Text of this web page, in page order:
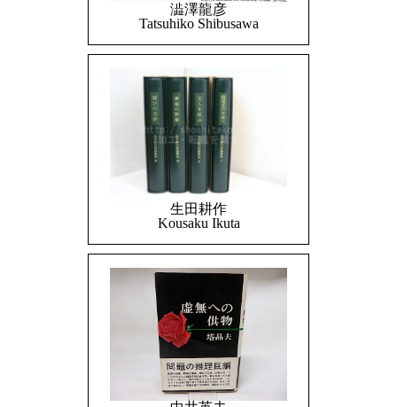
澁澤龍彦
Tatsuhiko Shibusawa
生田耕作
Kousaku Ikuta